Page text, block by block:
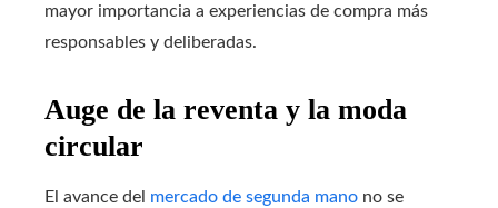
mayor importancia a experiencias de compra más
responsables y deliberadas.
Auge de la reventa y la moda
circular
El avance del mercado de segunda mano no se